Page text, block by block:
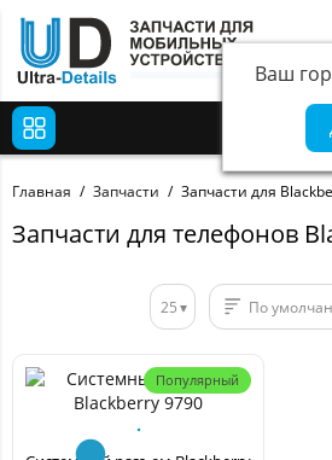
Ваш
Главная Запчасти Запчасти для
Запчасти для телефонов
25 По
Популярный